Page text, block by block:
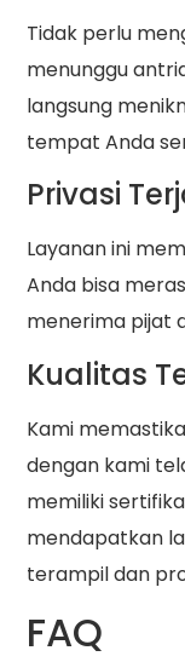
Tidak perlu
menunggu
langsung
tempat Anda
Privasi
Layanan ini
Anda bisa
menerima pijat
Kualitas
Kami
dengan kami
memiliki
mendapatkan
terampil dan
FAQ